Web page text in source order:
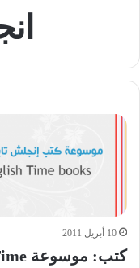
10 أبريل 2011